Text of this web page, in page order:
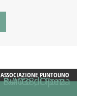
ASSOCIAZIONE PUNTOUNO